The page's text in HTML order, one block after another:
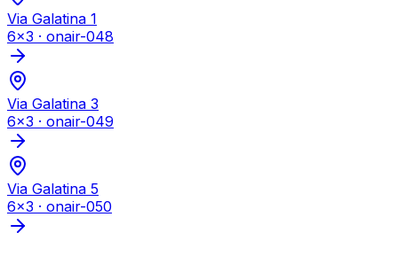
Via Galatina 1
6x3 · onair-048
Via Galatina 3
6x3 · onair-049
Via Galatina 5
6x3 · onair-050